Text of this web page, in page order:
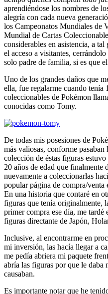
aprendiéndose los nombres de
alegría con cada nueva
los Campeonatos Mundiales de
Mundial de Cartas
considerables en asistencia, a
el acceso a visitantes,
solo padre de familia, si es que
Uno de los grandes daños que
ella, fue regalarme cuando tenía
coleccionables de Pokémon
conocidas como Tomy.
De todas mis posesiones de
más valiosas, conforme
colección de éstas figuras
20 años de edad que finalmente
nuevamente a coleccionarlas
popular página de compra/venta
En una historia que contaré en
figuras que tenía originalmente,
primer compra ese día, me
figuras directante de Japón,
Inclusive, al encontrarme en
mi inversión, las hacía llegar a
me pedía abriera mi paquete
abría las figuras por que le daba
causaban.
Es importante notar que he